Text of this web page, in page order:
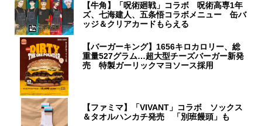
【牛角】「呪術廻戦」コラボ 呪術高専1年
ズ、七海建人、五条悟コラボメニュー 缶バ
ッジ＆クリアカードもらえる
【バーガーキング】1656キロカロリー、総
重量527グラム…超大型チーズバーガー新発
売 特製ガーリックマヨソース採用
【ファミマ】「VIVANT」コラボ ソックス
＆タオルハンカチ発売 「別班饅頭」も